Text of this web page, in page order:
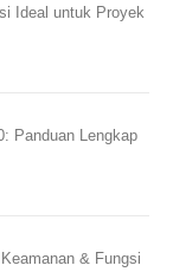
Ideal untuk Proyek
Panduan Lengkap
& Fungsi